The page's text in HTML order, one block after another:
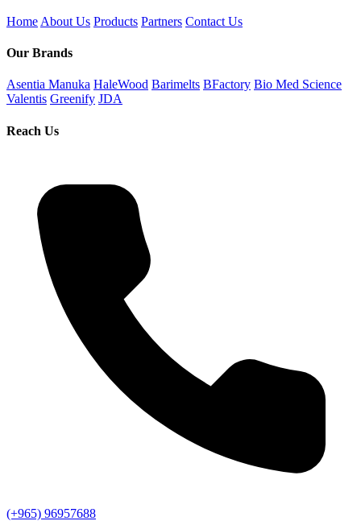
Home About Us Products Partners Contact Us
Our Brands
Asentia Manuka HaleWood Barimelts BFactory Bio Med Science
Valentis Greenify JDA
Reach Us
(+965) 96957688